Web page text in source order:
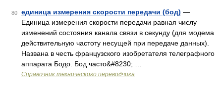
80 единица измерения скорости передачи (бод) —
Единица измерения скорости передачи равная числу
изменений состояния канала связи в секунду (для модема
действительную частоту несущей при передаче данных).
Названа в честь французского изобретателя телеграфного
аппарата Бодо. Бод часто&#8230; …
Справочник технического переводчика